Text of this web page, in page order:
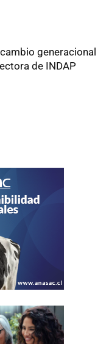
generacional
de INDAP